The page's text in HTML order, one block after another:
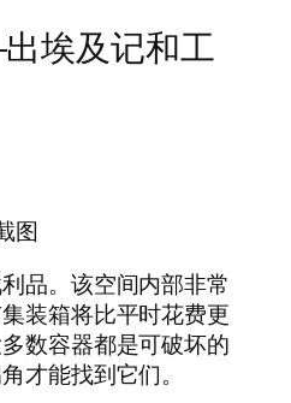
埃及记和工
图
品。该空间内部非常
装箱将比平时花费更
数容器都是可破坏的
才能找到它们。